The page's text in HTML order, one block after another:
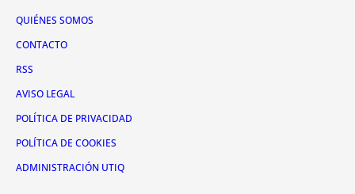
QUIÉNES SOMOS
CONTACTO
RSS
AVISO LEGAL
POLÍTICA DE PRIVACIDAD
POLÍTICA DE COOKIES
ADMINISTRACIÓN UTIQ